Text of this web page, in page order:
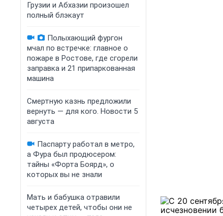
Грузии и Абхазии произошел
полный блэкаут
Полыхающий фургон
мчал по встречке: главное о
пожаре в Ростове, где сгорели
заправка и 21 припаркованная
машина
Смертную казнь предложили
вернуть — для кого. Новости 5
августа
Паспарту работал в метро,
а Фура был продюсером:
тайны «Форта Боярд», о
которых вы не знали
Мать и бабушка отравили
четырех детей, чтобы они не